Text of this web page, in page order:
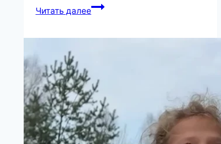
Читать далееГалкин
Пресняков
позирует
рядом
с
отчимом,